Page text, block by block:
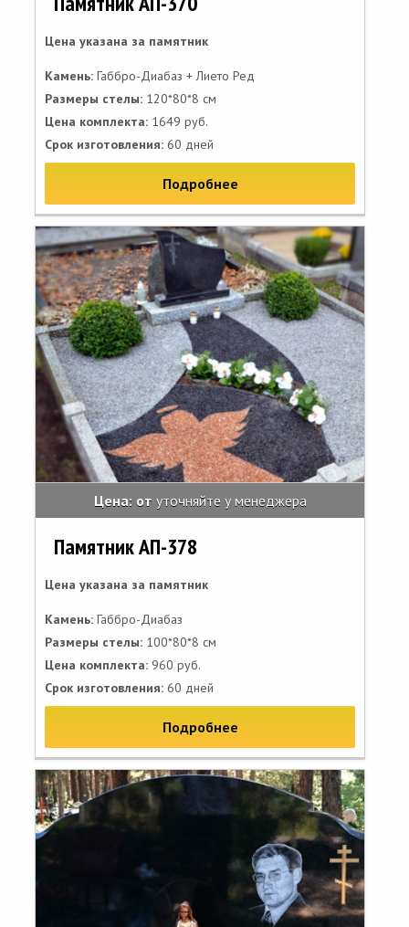
Цена указана за памятник
Камень: Габбро-Диабаз + Лието Ред
Размеры стелы: 120*80*8 см
Цена комплекта: 1649 руб.
Срок изготовления: 60 дней
Подробнее
Цена: от уточняйте у менеджера
Памятник АП-378
Цена указана за памятник
Камень: Габбро-Диабаз
Размеры стелы: 100*80*8 см
Цена комплекта: 960 руб.
Срок изготовления: 60 дней
Подробнее